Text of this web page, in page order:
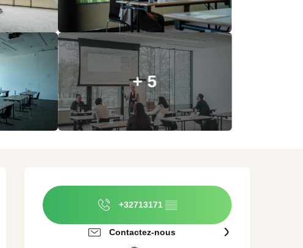
Nature
Terroir et Dégustation
Immersion culturelle
A proximité de
Valenciennes
Agences évènementielles
Traiteurs
Location de matériel
+ 5
Ouverture et coordonnées
+32713171 ▒▒
Contactez-nous